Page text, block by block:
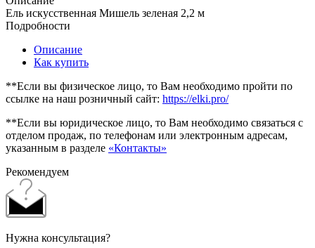
Ель искусственная Мишель зеленая 2,2 м
Подробности
Описание
Как купить
**Если вы физическое лицо, то Вам необходимо пройти по
ссылке на наш розничный сайт: https://elki.pro/
**Если вы юридическое лицо, то Вам необходимо связаться с
отделом продаж, по телефонам или электронным адресам,
указанным в разделе «Контакты»
Рекомендуем
Нужна консультация?